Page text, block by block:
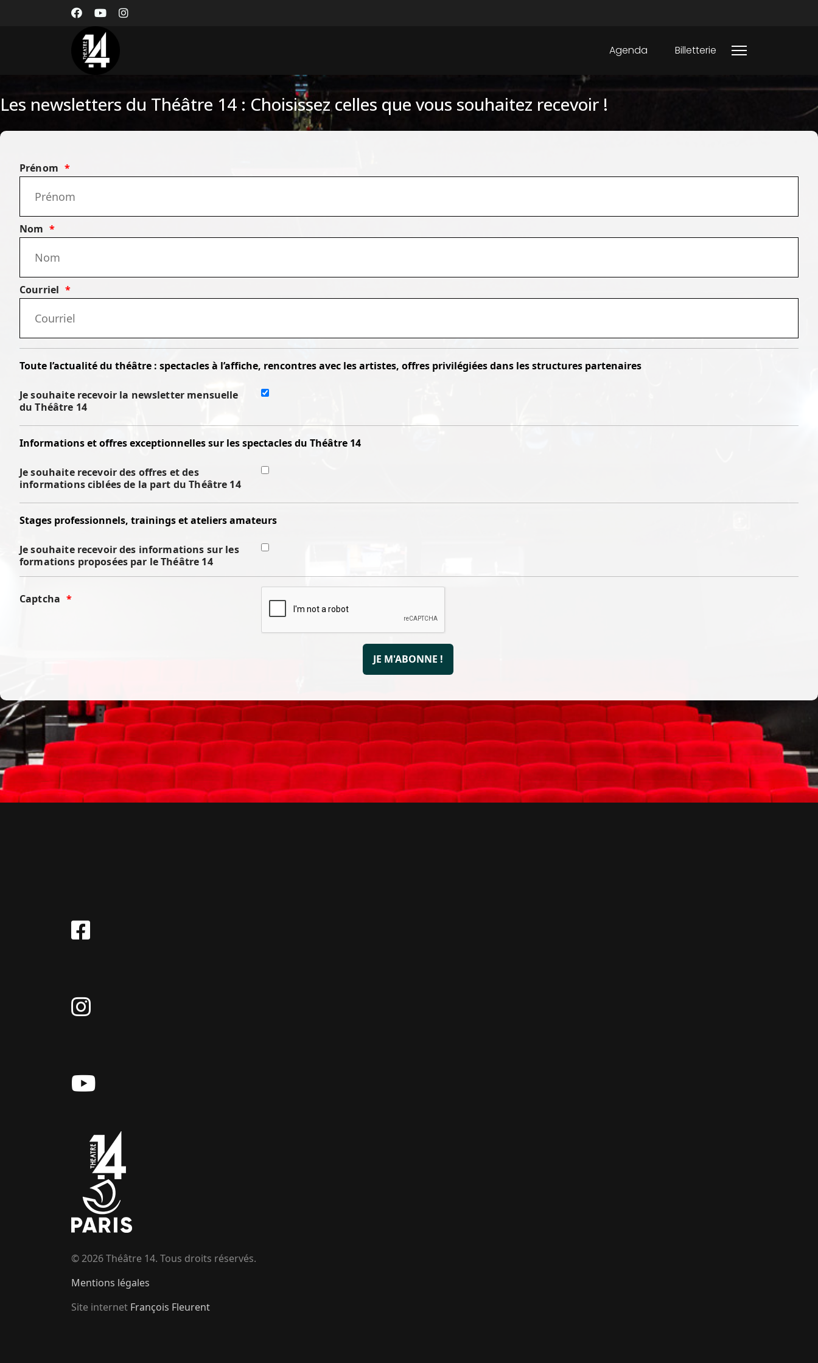
Agenda Billetterie
Les newsletters du Théâtre 14 : Choisissez celles que vous souhaitez recevoir !
Prénom
Nom
Courriel
Toute l’actualité du théâtre : spectacles à l’affiche, rencontres avec les artistes, offres privilégiées dans les structures partenaires
Je souhaite recevoir la newsletter mensuelle
du Théâtre 14
Informations et offres exceptionnelles sur les spectacles du Théâtre 14
Je souhaite recevoir des offres et des
informations ciblées de la part du Théâtre 14
Stages professionnels, trainings et ateliers amateurs
Je souhaite recevoir des informations sur les
formations proposées par le Théâtre 14
Captcha
© 2026 Théâtre 14. Tous droits réservés.
Mentions légales
Site internet François Fleurent